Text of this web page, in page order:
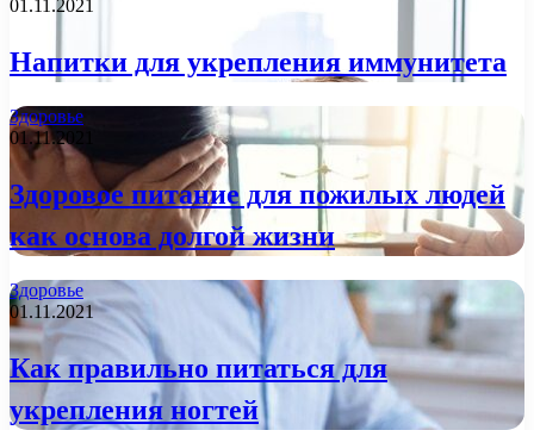
01.11.2021
Напитки для укрепления иммунитета
Здоровье
01.11.2021
Здоровое питание для пожилых людей
как основа долгой жизни
Здоровье
01.11.2021
Как правильно питаться для
укрепления ногтей